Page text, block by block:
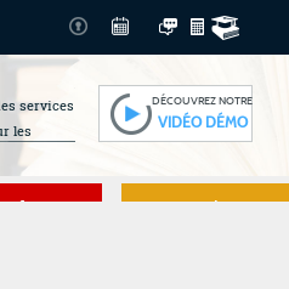
services
les
DÉCOUVREZ NOTRE
VIDÉO DÉMO
forme
Je connais mes